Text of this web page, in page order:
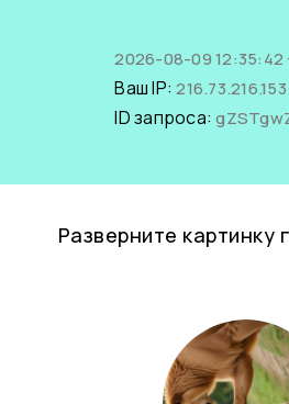
2026-08-09 12:35:42
Ваш IP:216.73.216.153
ID запроса:
Разверните картинку